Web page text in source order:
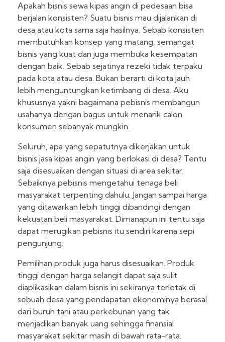
Apakah bisnis sewa kipas angin di pedesaan bisa
berjalan konsisten? Suatu bisnis mau dijalankan di
desa atau kota sama saja hasilnya. Sebab konsisten
membutuhkan konsep yang matang, semangat
bisnis yang kuat dan juga membuka kesempatan
dengan baik. Sebab sejatinya rezeki tidak terpaku
pada kota atau desa. Bukan berarti di kota jauh
lebih menguntungkan ketimbang di desa. Aku
khususnya yakni bagaimana pebisnis membangun
usahanya dengan bagus untuk menarik calon
konsumen sebanyak mungkin.
Seluruh, apa yang sepatutnya dikerjakan untuk
bisnis jasa kipas angin yang berlokasi di desa? Tentu
saja disesuaikan dengan situasi di area sekitar.
Sebaiknya pebisnis mengetahui tenaga beli
masyarakat terpenting dahulu. Jangan sampai harga
yang ditawarkan lebih tinggi dibandingi dengan
kekuatan beli masyarakat. Dimanapun ini tentu saja
dapat merugikan pebisnis itu sendiri karena sepi
pengunjung.
Pemilihan produk juga harus disesuaikan. Produk
tinggi dengan harga selangit dapat saja sulit
diaplikasikan dalam bisnis ini sekiranya terletak di
sebuah desa yang pendapatan ekonominya berasal
dari buruh tani atau perkebunan yang tak
menjadikan banyak uang sehingga finansial
masyarakat sekitar masih di bawah rata-rata.